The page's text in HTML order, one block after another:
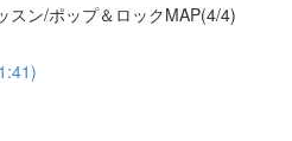
スン/ポップ＆ロックMAP(4/4)